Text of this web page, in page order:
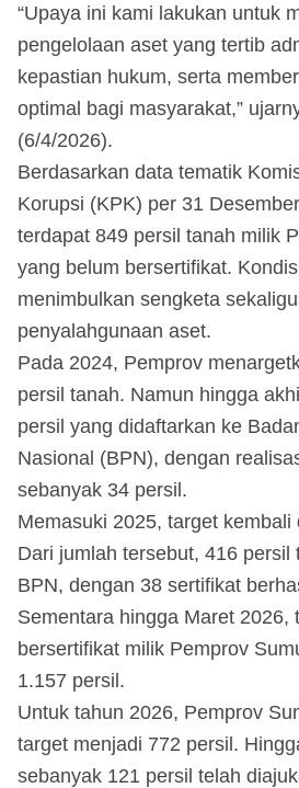
“Upaya ini kami lakukan untuk
pengelolaan aset yang tertib
kepastian hukum, serta
optimal bagi masyarakat,”
(6/4/2026).
Berdasarkan data tematik
Korupsi (KPK) per 31
terdapat 849 persil tanah milik
yang belum bersertifikat.
menimbulkan sengketa
penyalahgunaan aset.
Pada 2024, Pemprov
persil tanah. Namun hingga
persil yang didaftarkan ke
Nasional (BPN), dengan
sebanyak 34 persil.
Memasuki 2025, target kembali
Dari jumlah tersebut, 416 persil
BPN, dengan 38 sertifikat
Sementara hingga Maret 2026,
bersertifikat milik Pemprov
1.157 persil.
Untuk tahun 2026, Pemprov
target menjadi 772 persil.
sebanyak 121 persil telah